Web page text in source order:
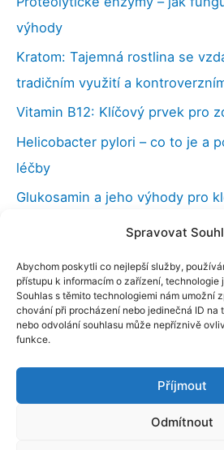
Spravovat
Abychom poskytli co nejlepší služby,
přístupu k informacím o zařízení, technologie
Souhlas s těmito technologiemi nám umožní
chování při procházení nebo jedinečná ID na
nebo odvolání souhlasu může nepříznivě
funkce.
Příjmout
Odmítnout
výhody
Kratom: Tajemná rostlina se
tradičním využití a
Vitamin B12: Klíčový prvek pro
Helicobacter pylori – co to je a
léčby
Glukosamin a jeho výhody pro
Vilcacora (kočičí dráp), účinky
kloubů
Nootropika – chytré drogy a
Copyright © 2026
Blog - Typy pro